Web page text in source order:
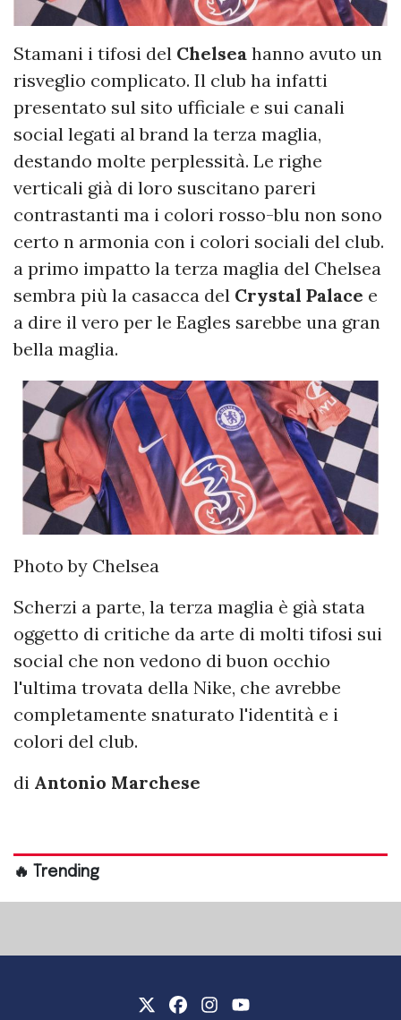
Stamani i tifosi del Chelsea hanno avuto un
risveglio complicato. Il club ha infatti
presentato sul sito ufficiale e sui canali
social legati al brand la terza maglia,
destando molte perplessità. Le righe
verticali già di loro suscitano pareri
contrastanti ma i colori rosso-blu non sono
certo n armonia con i colori sociali del club.
a primo impatto la terza maglia del Chelsea
sembra più la casacca del Crystal Palace e
a dire il vero per le Eagles sarebbe una gran
bella maglia.
Photo by Chelsea
Scherzi a parte, la terza maglia è già stata
oggetto di critiche da arte di molti tifosi sui
social che non vedono di buon occhio
l'ultima trovata della Nike, che avrebbe
completamente snaturato l'identità e i
colori del club.
di Antonio Marchese
🔥 Trending